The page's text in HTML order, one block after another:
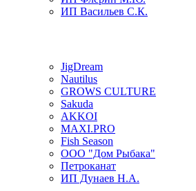
ИП Васильев С.К.
JigDream
Nautilus
GROWS CULTURE
Sakuda
AKKOI
MAXI.PRO
Fish Season
ООО "Дом Рыбака"
Петроканат
ИП Дунаев Н.А.